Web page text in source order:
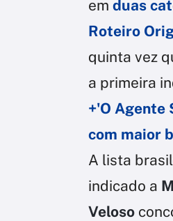
em duas
Roteiro
quinta vez
a primeira
+'O Agente
com maior
A lista
indicado a
Veloso